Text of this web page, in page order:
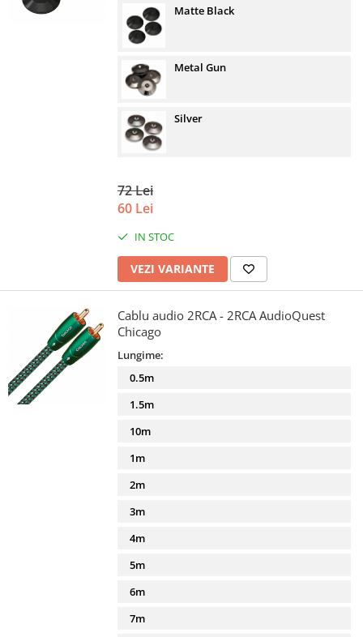
Matte Black
Metal Gun
Silver
72 Lei
60 Lei
IN STOC
VEZI VARIANTE
Cablu audio 2RCA - 2RCA AudioQuest
Chicago
Lungime:
0.5m
1.5m
10m
1m
2m
3m
4m
5m
6m
7m